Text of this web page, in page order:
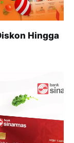
Hingga